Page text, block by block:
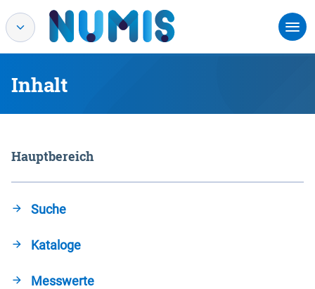
Inhalt
Hauptbereich
Suche
Kataloge
Messwerte